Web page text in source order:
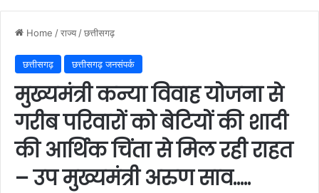
Home /राज्य /छत्तीसगढ़
छत्तीसगढ़ छत्तीसगढ़ जनसंपर्क
मुख्यमंत्री कन्या विवाह योजना से
गरीब परिवारों को बेटियों की शादी
की आर्थिक चिंता से मिल रही राहत
– उप मुख्यमंत्री अरुण साव…..